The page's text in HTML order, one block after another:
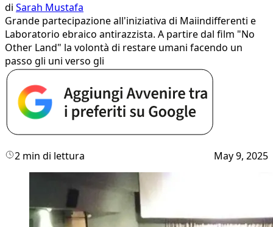
di Sarah Mustafa
Grande partecipazione all'iniziativa di Maiindifferenti e
Laboratorio ebraico antirazzista. A partire dal film "No
Other Land" la volontà di restare umani facendo un
passo gli uni verso gli
2 min di lettura May 9, 2025